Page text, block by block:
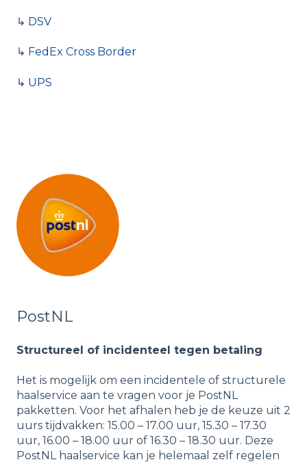
↳ DSV
↳ FedEx Cross Border
↳ UPS
PostNL
Structureel of incidenteel tegen betaling
Het is mogelijk om een incidentele of structurele
haalservice aan te vragen voor je PostNL
pakketten. Voor het afhalen heb je de keuze uit 2
uurs tijdvakken: 15.00 – 17.00 uur, 15.30 – 17.30
uur, 16.00 – 18.00 uur of 16.30 – 18.30 uur. Deze
PostNL haalservice kan je helemaal zelf regelen